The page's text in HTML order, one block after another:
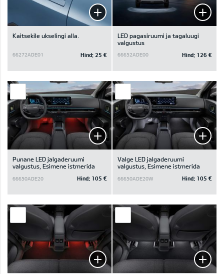
Kaitsekile ukselingi alla.
66272ADE01 Hind: 25 €
LED pagasiruumi ja tagaluugi
valgustus
66652ADE00 Hind: 126 €
Punane LED jalgaderuumi
valgustus, Esimene istmerida
66650ADE20 Hind: 105 €
Valge LED jalgaderuumi
valgustus, Esimene istmerida
66650ADE20W Hind: 105 €